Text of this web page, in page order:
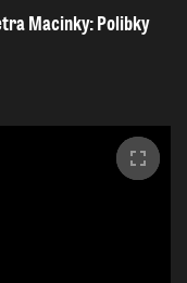
Macinky: Polibky